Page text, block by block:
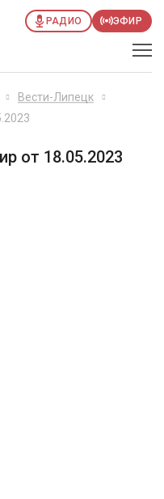
РАДИО ЭФИР
Вести-Липецк
от 18.05.2023